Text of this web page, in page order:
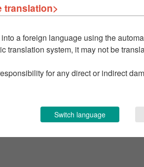
translation>
a foreign language using the
translation system, it may not be
for any direct or indirect
Switch language